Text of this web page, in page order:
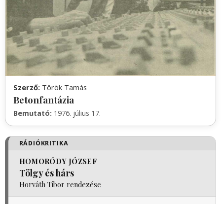
Szerző: Török Tamás
Betonfantázia
Bemutató: 1976. július 17.
RÁDIÓKRITIKA
HOMORÓDY JÓZSEF
Tölgy és hárs
Horváth Tibor‏‎ rendezése